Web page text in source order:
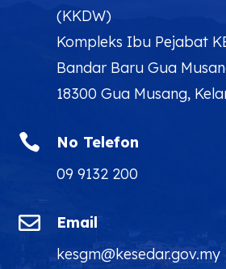
(KKDW)
Kompleks Ibu Pejabat
Bandar Baru Gua
18300 Gua Musang,

No Telefon
09 9132 200

Email
kesgm@kesedar.gov.my